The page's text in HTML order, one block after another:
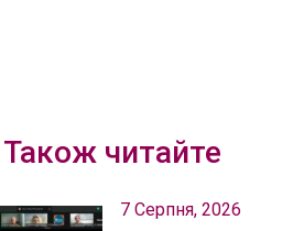
Також читайте
7 Серпня, 2026